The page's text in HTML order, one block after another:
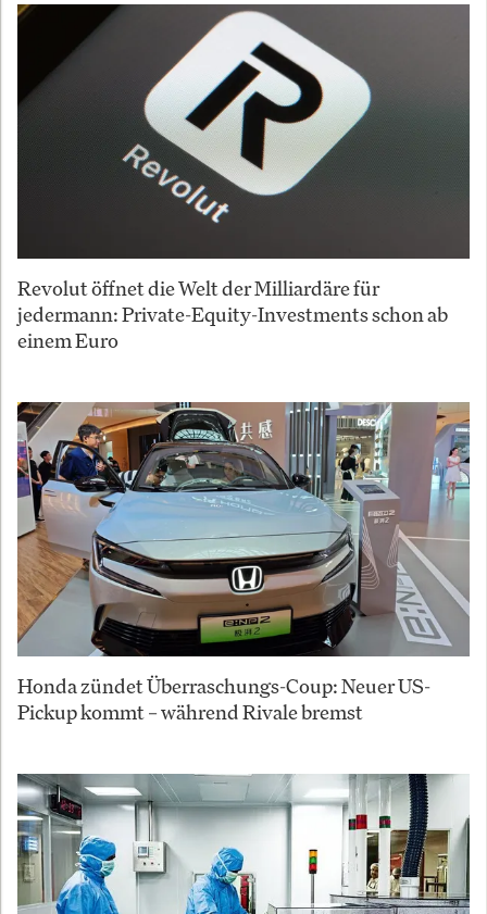
Revolut öffnet die Welt der Milliardäre für
jedermann: Private-Equity-Investments schon ab
einem Euro
Honda zündet Überraschungs-Coup: Neuer US-
Pickup kommt – während Rivale bremst